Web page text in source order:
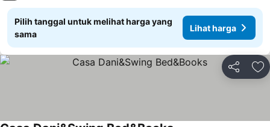
Pilih tanggal untuk melihat harga yang
sama
Lihat harga
Bagikan